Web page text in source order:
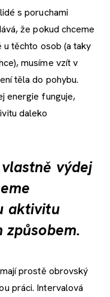
s poruchami
že pokud chceme
těchto osob (a taky
musíme vzít v
těla do pohybu.
energie funguje,
daleko
výdej
aktivitu
prostě obrovský
práci. Intervalová